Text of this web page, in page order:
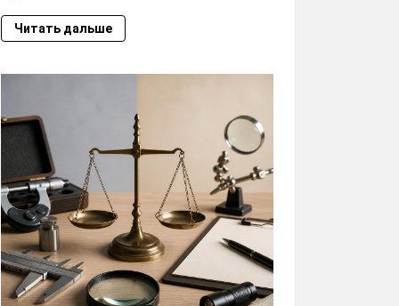
Читать дальше